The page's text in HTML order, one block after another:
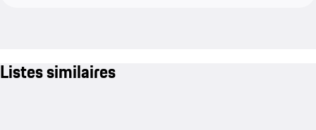
Listes similaires